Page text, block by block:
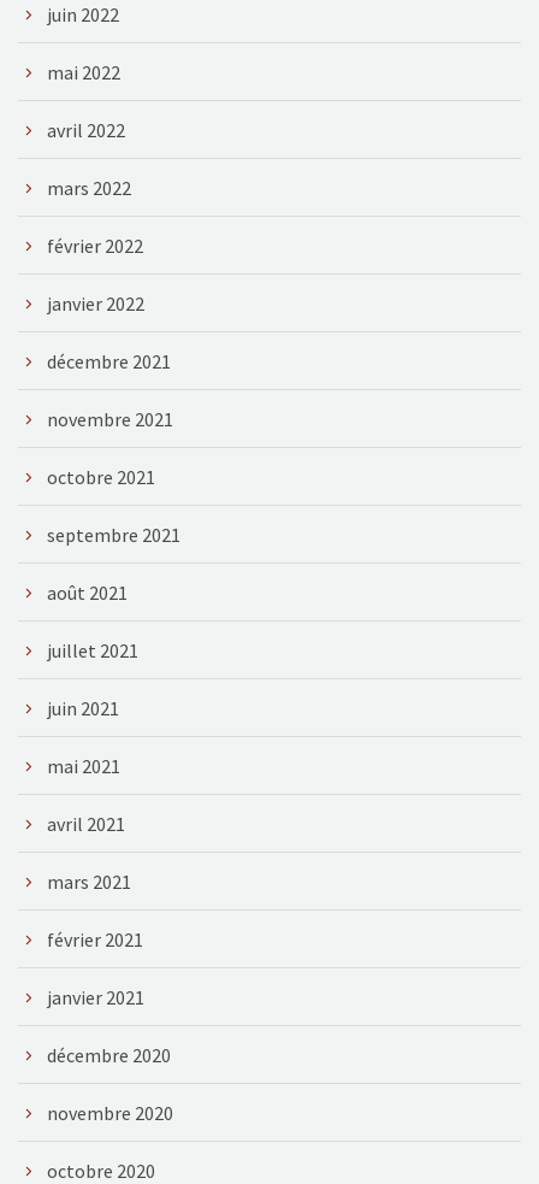
juin 2022
mai 2022
avril 2022
mars 2022
février 2022
janvier 2022
décembre 2021
novembre 2021
octobre 2021
septembre 2021
août 2021
juillet 2021
juin 2021
mai 2021
avril 2021
mars 2021
février 2021
janvier 2021
décembre 2020
novembre 2020
octobre 2020